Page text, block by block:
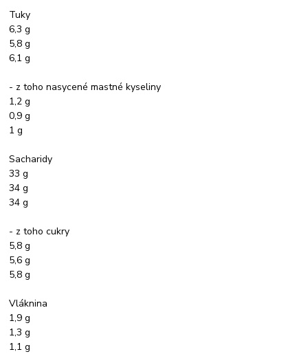
Tuky
6,3 g
5,8 g
6,1 g
- z toho nasycené mastné kyseliny
1,2 g
0,9 g
1 g
Sacharidy
33 g
34 g
34 g
- z toho cukry
5,8 g
5,6 g
5,8 g
Vláknina
1,9 g
1,3 g
1,1 g